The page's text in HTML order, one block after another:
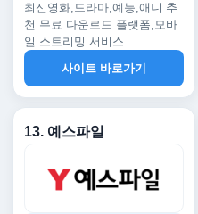
최신영화,드라마,예능,애니 추
천 무료 다운로드 플랫폼,모바
일 스트리밍 서비스
사이트 바로가기
13. 예스파일